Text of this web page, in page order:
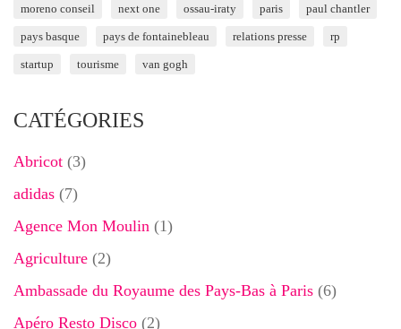
moreno conseil next one ossau-iraty paris paul chantler
pays basque pays de fontainebleau relations presse rp
startup tourisme van gogh
CATÉGORIES
Abricot (3)
adidas (7)
Agence Mon Moulin (1)
Agriculture (2)
Ambassade du Royaume des Pays-Bas à Paris (6)
Apéro Resto Disco (2)